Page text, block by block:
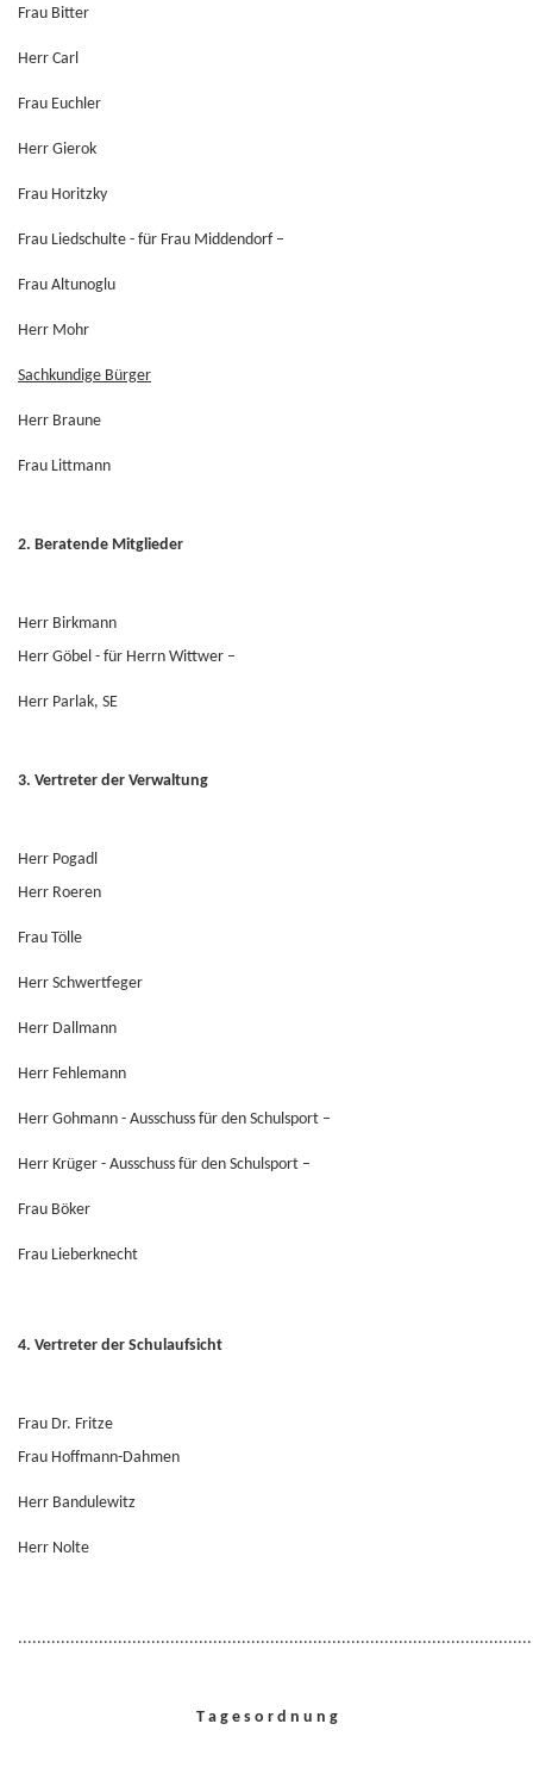
Frau Bitter
Herr Carl
Frau Euchler
Herr Gierok
Frau Horitzky
Frau Liedschulte - für Frau Middendorf –
Frau Altunoglu
Herr Mohr
Sachkundige Bürger
Herr Braune
Frau Littmann
2. Beratende Mitglieder
Herr Birkmann
Herr Göbel - für Herrn Wittwer –
Herr Parlak, SE
3. Vertreter der Verwaltung
Herr Pogadl
Herr Roeren
Frau Tölle
Herr Schwertfeger
Herr Dallmann
Herr Fehlemann
Herr Gohmann - Ausschuss für den Schulsport –
Herr Krüger - Ausschuss für den Schulsport –
Frau Böker
Frau Lieberknecht
4. Vertreter der Schulaufsicht
Frau Dr. Fritze
Frau Hoffmann-Dahmen
Herr Bandulewitz
Herr Nolte
T a g e s o r d n u n g